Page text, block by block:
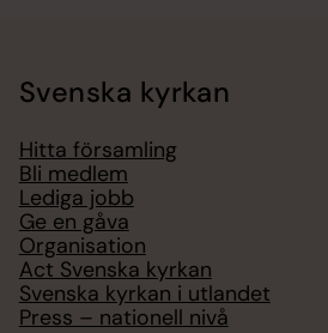
Svenska kyrkan
Hitta församling
Bli medlem
Lediga jobb
Ge en gåva
Organisation
Act Svenska kyrkan
Svenska kyrkan i utlandet
Press – nationell nivå